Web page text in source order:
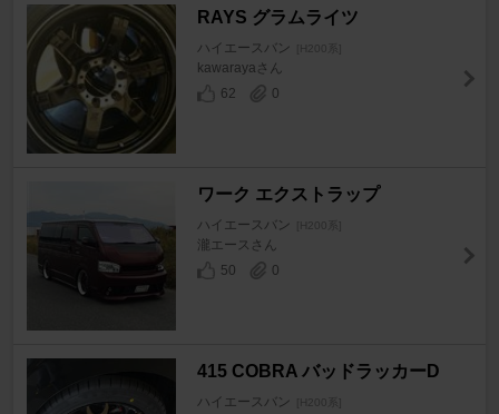
RAYS グラムライツ
ハイエースバン [H200系]
kawarayaさん
62
0
ワーク エクストラップ
ハイエースバン [H200系]
瀧エースさん
50
0
415 COBRA バッドラッカーD
ハイエースバン [H200系]